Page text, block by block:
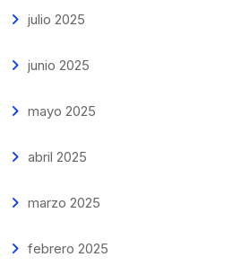
julio 2025
junio 2025
mayo 2025
abril 2025
marzo 2025
febrero 2025